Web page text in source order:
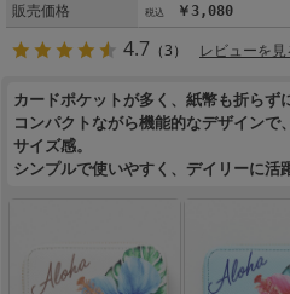
販売価格
￥3,080
4.7 （3） レビューを見
カードポケットが多く、紙幣も折らず
コンパクトながら機能的なデザインで
サイズ感。
シンプルで使いやすく、デイリーに活